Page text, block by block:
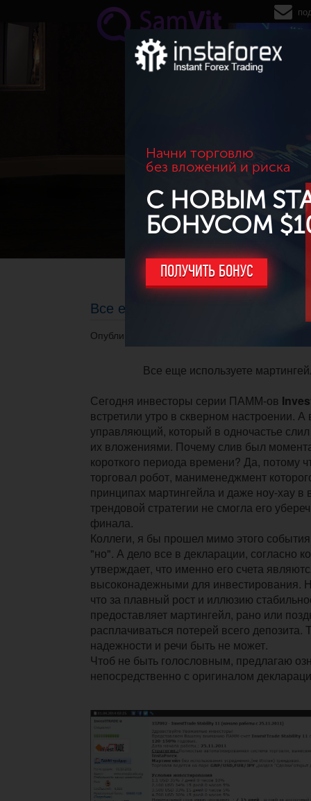
Перейти к основному содержанию
Начни торговлю
без вложений и риска
С НОВЫМ
БОНУСОМ
ПОЛУЧИТЬ БОНУС
Все еще используете
Опубликовано 12.07.2016 в 11:55.
Все еще используете
Сегодня инвесторы серии ПАММ-ов
встретили утро в скверном настроении.
управляющий, который в одночастье слил
их вложениями. Почему слив был
короткого периода времени? Да, потому
торговал робот, манименеджмент
принципах мартингейла и даже ноу-хау в
трендовой стратегии не смогла его
финала.
Коллеги, я бы прошел мимо этого
"но". А дело все в декларации, согласно
утверждает, что именно его счета
высоконадежными для инвестирования.
что за плавный рост и иллюзию
предоставляет мартингейл, рано или
расплачиваться потерей всего депозита.
надежности и речи быть не может.
Чтоб не быть голословным, предлагаю
непосредственно с оригиналом